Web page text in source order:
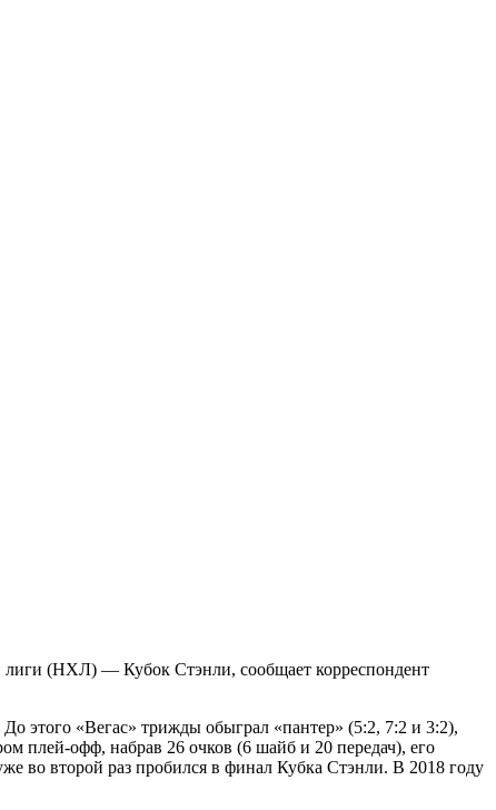
лиги (НХЛ) — Кубок Стэнли, сообщает корреспондент
этого «Вегас» трижды обыграл «пантер» (5:2, 7:2 и 3:2),
плей-офф, набрав 26 очков (6 шайб и 20 передач), его
во второй раз пробился в финал Кубка Стэнли. В 2018 году